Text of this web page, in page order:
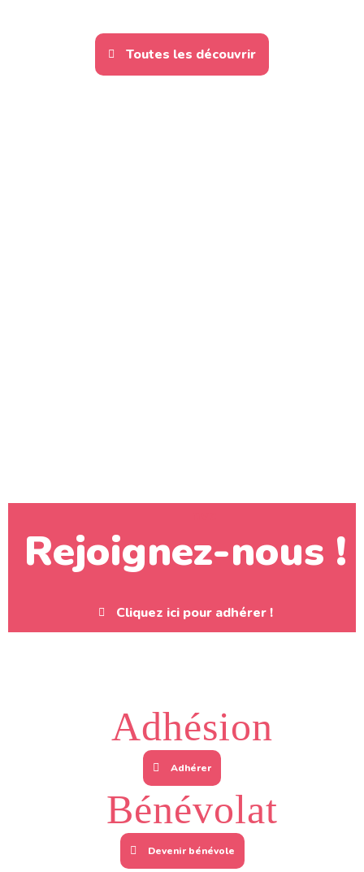
Toutes les découvrir
Rejoignez-nous !
Cliquez ici pour adhérer !
Adhésion
Adhérer
Bénévolat
Devenir bénévole